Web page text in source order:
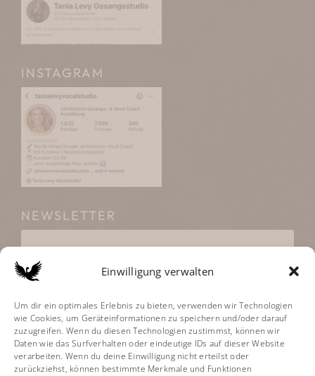
Einwilligung verwalten
Um dir ein optimales Erlebnis zu bieten, verwenden wir Technologien
wie Cookies, um Geräteinformationen zu speichern und/oder darauf
zuzugreifen. Wenn du diesen Technologien zustimmst, können wir
Daten wie das Surfverhalten oder eindeutige IDs auf dieser Website
verarbeiten. Wenn du deine Einwilligung nicht erteilst oder
zurückziehst, können bestimmte Merkmale und Funktionen
INSTAGRAM
NEWSLETTER
Klicke hier, um Marketing-Cookies zu
akzeptieren und diesen Inhalt zu aktivieren